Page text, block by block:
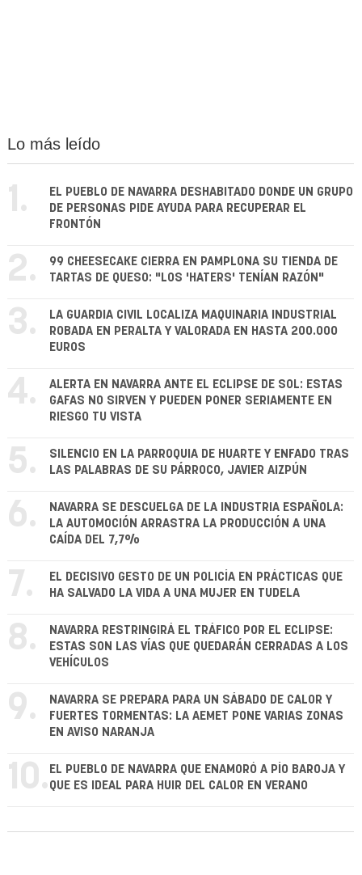
Lo más leído
1.
EL PUEBLO DE NAVARRA DESHABITADO DONDE UN GRUPO
DE PERSONAS PIDE AYUDA PARA RECUPERAR EL
FRONTÓN
2.
99 CHEESECAKE CIERRA EN PAMPLONA SU TIENDA DE
TARTAS DE QUESO: "LOS 'HATERS' TENÍAN RAZÓN"
3.
LA GUARDIA CIVIL LOCALIZA MAQUINARIA INDUSTRIAL
ROBADA EN PERALTA Y VALORADA EN HASTA 200.000
EUROS
4.
ALERTA EN NAVARRA ANTE EL ECLIPSE DE SOL: ESTAS
GAFAS NO SIRVEN Y PUEDEN PONER SERIAMENTE EN
RIESGO TU VISTA
5.
SILENCIO EN LA PARROQUIA DE HUARTE Y ENFADO TRAS
LAS PALABRAS DE SU PÁRROCO, JAVIER AIZPÚN
6.
NAVARRA SE DESCUELGA DE LA INDUSTRIA ESPAÑOLA:
LA AUTOMOCIÓN ARRASTRA LA PRODUCCIÓN A UNA
CAÍDA DEL 7,7%
7.
EL DECISIVO GESTO DE UN POLICÍA EN PRÁCTICAS QUE
HA SALVADO LA VIDA A UNA MUJER EN TUDELA
8.
NAVARRA RESTRINGIRÁ EL TRÁFICO POR EL ECLIPSE:
ESTAS SON LAS VÍAS QUE QUEDARÁN CERRADAS A LOS
VEHÍCULOS
9.
NAVARRA SE PREPARA PARA UN SÁBADO DE CALOR Y
FUERTES TORMENTAS: LA AEMET PONE VARIAS ZONAS
EN AVISO NARANJA
10. EL PUEBLO DE NAVARRA QUE ENAMORÓ A PÍO BAROJA Y
QUE ES IDEAL PARA HUIR DEL CALOR EN VERANO